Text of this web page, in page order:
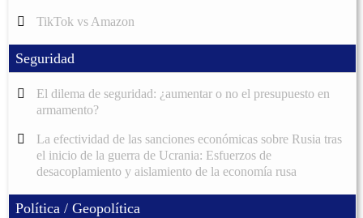
TikTok vs Amazon
Seguridad
El dilema de seguridad: ¿aumentar o no el presupuesto en
armamento?
La efectividad de las sanciones económicas sobre Rusia tras
el inicio de la guerra de Ucrania: Esfuerzos de
desacoplamiento y aislamiento de la economía rusa
Política / Geopolítica